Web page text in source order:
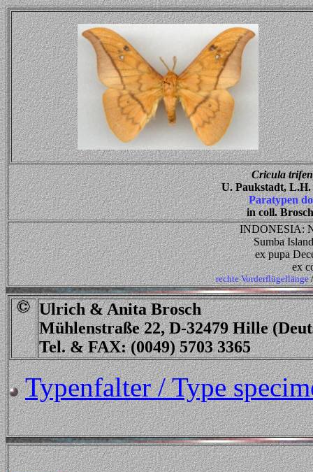
Cricula
U. Paukstadt,
Paratypen
in coll.
INDONESIA:
Sumba
ex pupa
ex
rechte Vorderflügellänge
Ulrich & Anita Brosch
Mühlenstraße 22, D-32479 Hille
Tel. & FAX: (0049) 5703 3365
Typenfalter / Type